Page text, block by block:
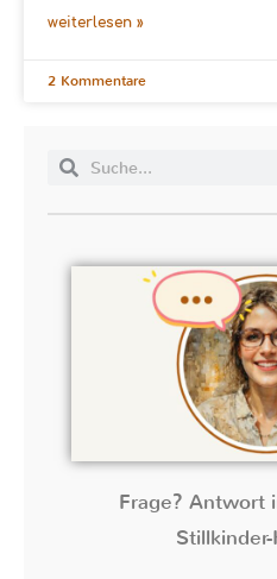
weiterlesen »
2 Kommentare
Frage? Antwort